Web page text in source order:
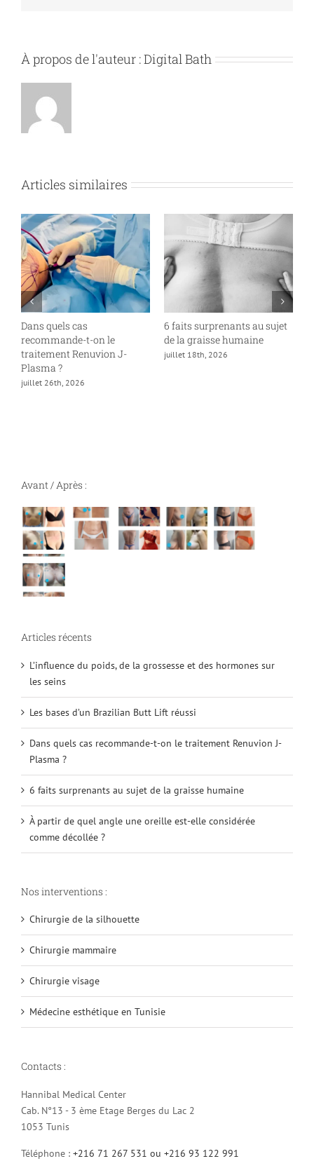
À propos de l'auteur :Digital Bath
Articles similaires
Dans quels cas
recommande-t-on le
traitement Renuvion J-
Plasma ?
juillet 26th, 2026
6 faits surprenants au sujet
de la graisse humaine
juillet 18th, 2026
Avant / Après :
Articles récents
L’influence du poids, de la grossesse et des hormones sur
les seins
Les bases d’un Brazilian Butt Lift réussi
Dans quels cas recommande-t-on le traitement Renuvion J-
Plasma ?
6 faits surprenants au sujet de la graisse humaine
À partir de quel angle une oreille est-elle considérée
comme décollée ?
Nos interventions :
Chirurgie de la silhouette
Chirurgie mammaire
Chirurgie visage
Médecine esthétique en Tunisie
Contacts :
Hannibal Medical Center
Cab. N°13 - 3 ème Etage Berges du Lac 2
1053 Tunis
Téléphone : +216 71 267 531 ou +216 93 122 991